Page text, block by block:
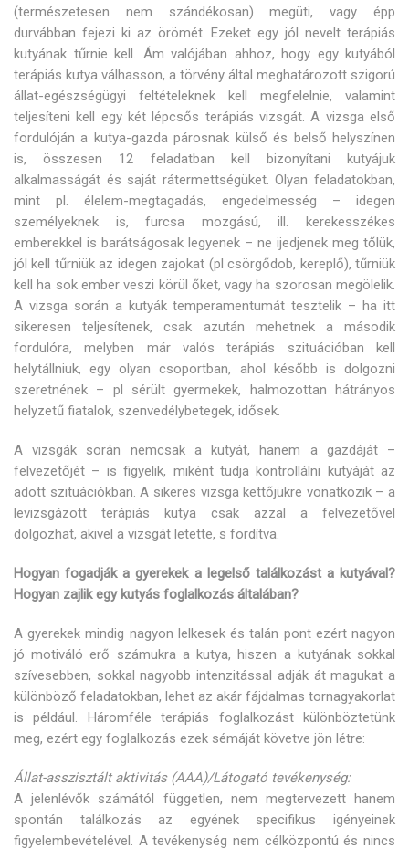
(természetesen nem szándékosan) megüti, vagy épp
durvábban fejezi ki az örömét. Ezeket egy jól nevelt terápiás
kutyának tűrnie kell. Ám valójában ahhoz, hogy egy kutyából
terápiás kutya válhasson, a törvény által meghatározott szigorú
állat-egészségügyi feltételeknek kell megfelelnie, valamint
teljesíteni kell egy két lépcsős terápiás vizsgát. A vizsga első
fordulóján a kutya-gazda párosnak külső és belső helyszínen
is, összesen 12 feladatban kell bizonyítani kutyájuk
alkalmasságát és saját rátermettségüket. Olyan feladatokban,
mint pl. élelem-megtagadás, engedelmesség – idegen
személyeknek is, furcsa mozgású, ill. kerekesszékes
emberekkel is barátságosak legyenek – ne ijedjenek meg tőlük,
jól kell tűrniük az idegen zajokat (pl csörgődob, kereplő), tűrniük
kell ha sok ember veszi körül őket, vagy ha szorosan megölelik.
A vizsga során a kutyák temperamentumát tesztelik – ha itt
sikeresen teljesítenek, csak azután mehetnek a második
fordulóra, melyben már valós terápiás szituációban kell
helytállniuk, egy olyan csoportban, ahol később is dolgozni
szeretnének – pl sérült gyermekek, halmozottan hátrányos
helyzetű fiatalok, szenvedélybetegek, idősek.
A vizsgák során nemcsak a kutyát, hanem a gazdáját –
felvezetőjét – is figyelik, miként tudja kontrollálni kutyáját az
adott szituációkban. A sikeres vizsga kettőjükre vonatkozik – a
levizsgázott terápiás kutya csak azzal a felvezetővel
dolgozhat, akivel a vizsgát letette, s fordítva.
Hogyan fogadják a gyerekek a legelső találkozást a kutyával?
Hogyan zajlik egy kutyás foglalkozás általában?
A gyerekek mindig nagyon lelkesek és talán pont ezért nagyon
jó motiváló erő számukra a kutya, hiszen a kutyának sokkal
szívesebben, sokkal nagyobb intenzitással adják át magukat a
különböző feladatokban, lehet az akár fájdalmas tornagyakorlat
is például. Háromféle terápiás foglalkozást különböztetünk
meg, ezért egy foglalkozás ezek sémáját követve jön létre:
Állat-asszisztált aktivitás (AAA)/Látogató tevékenység:
A jelenlévők számától független, nem megtervezett hanem
spontán találkozás az egyének specifikus igényeinek
figyelembevételével. A tevékenység nem célközpontú és nincs